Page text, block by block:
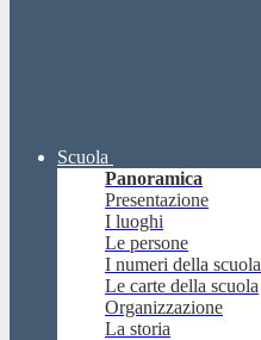
Scuola
Panoramica
Presentazione
I luoghi
Le persone
I numeri della scuola
Le carte della scuola
Organizzazione
La storia